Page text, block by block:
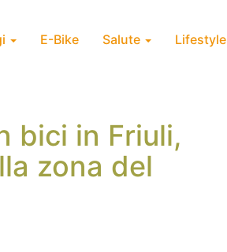
E-Bike Salute Lifestyle
bici in Friuli,
zona del